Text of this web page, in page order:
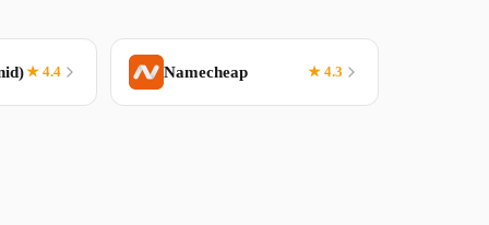
★ 4.4 Namecheap ★ 4.3